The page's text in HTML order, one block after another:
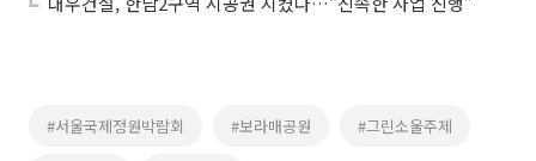
#서울국제정원박람회 #보라매공원 #그린소울주제